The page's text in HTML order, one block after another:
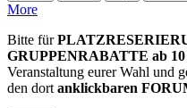
More
Bitte für
GRUPPENRABATTE ab 10
Veranstaltung eurer Wahl und
den dort anklickbaren